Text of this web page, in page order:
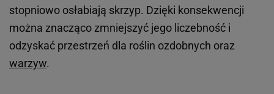
stopniowo osłabiają skrzyp. Dzięki konsekwencji
można znacząco zmniejszyć jego liczebność i
odzyskać przestrzeń dla roślin ozdobnych oraz
warzyw.